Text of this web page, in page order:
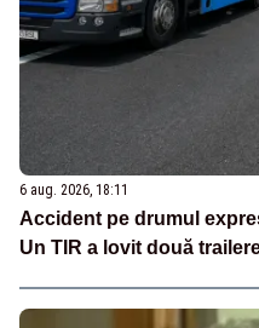
6 aug. 2026, 18:11
Accident pe drumul
Un TIR a lovit două